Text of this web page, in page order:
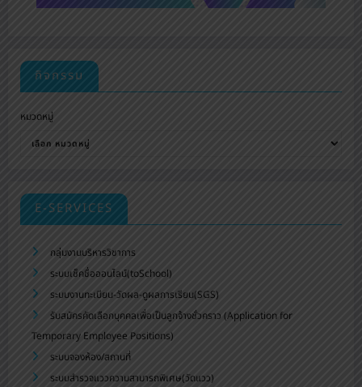
กิจกรรม
หมวดหมู่
E-SERVICES
กลุ่มงานบริหารวิชาการ
ระบบเช็คชื่อออนไลน์(toSchool)
ระบบงานทะเบียน-วัดผล-ดูผลการเรียน(SGS)
รับสมัครคัดเลือกบุคคลเพื่อเป็นลูกจ้างชั่วคราว (Application for
Temporary Employee Positions)
ระบบจองห้อง/สถานที่
ระบบสำรวจแววความสามารถพิเศษ(วัดแวว)